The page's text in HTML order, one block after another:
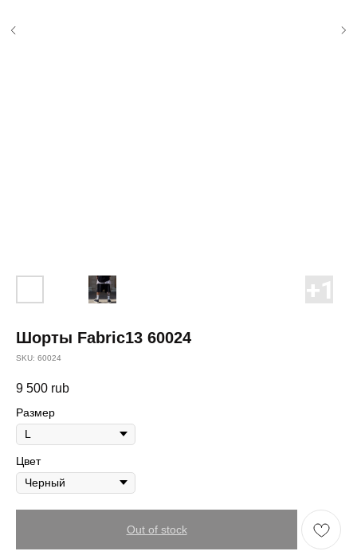
Шорты Fabric13 60024
SKU: 60024
9 500 rub
Размер
Цвет
Out of stock